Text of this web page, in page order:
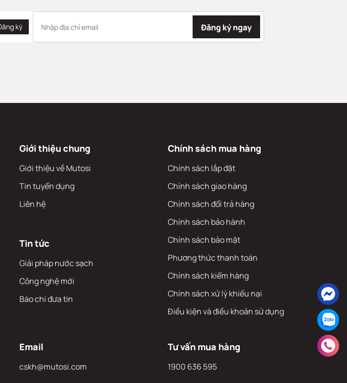
ký Đăng ký ngay
Giới thiệu chung
Giới thiệu về Mutosi
Tin tuyển dụng
Liên hệ
Tin tức
Giải pháp nước sạch
Công nghệ mới
Báo chí đưa tin
Chính sách mua hàng
Chính sách lắp đặt
Chính sách giao hàng
Chính sách đổi trả hàng
Chính sách bảo hành
Chính sách bảo mật
Phương thức thanh toán
Chính sách kiểm hàng
Chính sách xử lý khiếu nại
Điều kiện và điều khoản sử dụng
Email
cskh@mutosi.com
Tư vấn mua hàng
1900 636 595